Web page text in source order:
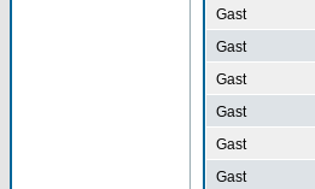
Gast
Gast
Gast
Gast
Gast
Gast